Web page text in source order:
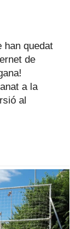
han quedat
de
a la
al